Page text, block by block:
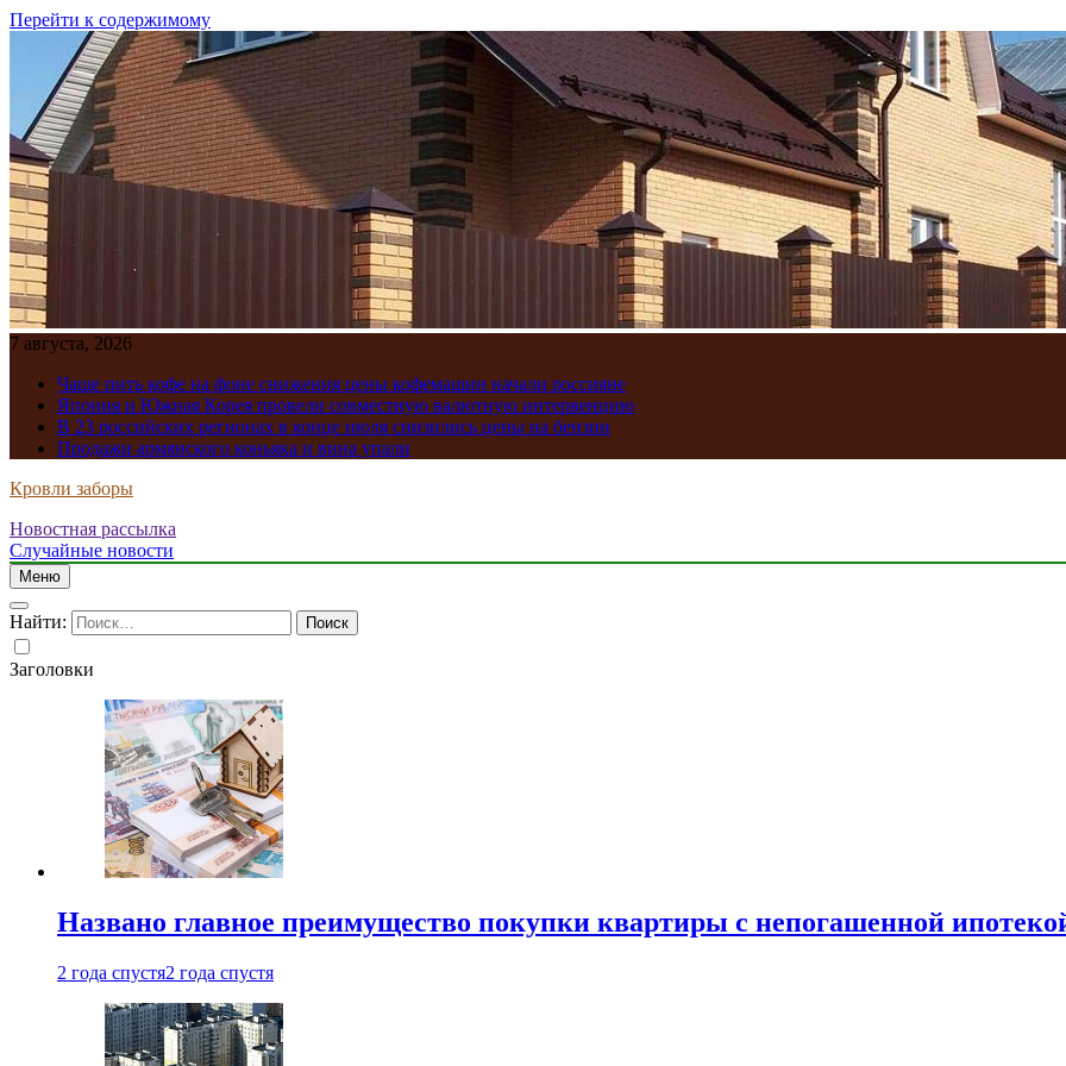
Перейти к содержимому
7 августа, 2026
Чаще пить кофе на фоне снижения цены кофемашин начали россияне
Япония и Южная Корея провели совместную валютную интервенцию
В 23 российских регионах в конце июля снизились цены на бензин
Продажи армянского коньяка и вина упали
Кровли заборы
Новостная рассылка
Случайные новости
Меню
Найти:
Заголовки
Названо главное преимущество покупки квартиры с непогашенной
2 года спустя2 года спустя